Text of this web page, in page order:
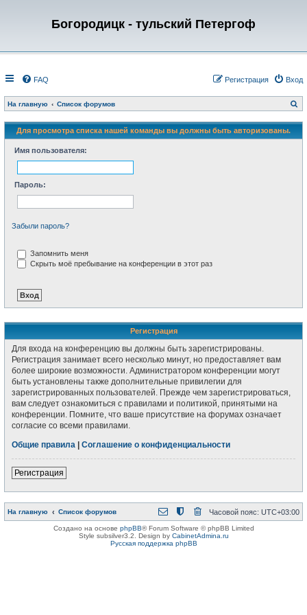
Богородицк - тульский Петергоф
FAQ Вход
Регистрация
На главную Список форумов
о
с
Для просмотра списка нашей команды вы должны быть авторизованы.
Имя пользователя:
Пароль:
Забыли пароль?
Запомнить меня
Скрыть моё пребывание на конференции в этот раз
Регистрация
Для входа на конференцию вы должны быть зарегистрированы.
Регистрация занимает всего несколько минут, но предоставляет вам
более широкие возможности. Администратором конференции могут
быть установлены также дополнительные привилегии для
зарегистрированных пользователей. Прежде чем зарегистрироваться,
вам следует ознакомиться с правилами и политикой, принятыми на
конференции. Помните, что ваше присутствие на форумах означает
согласие со всеми правилами.
Общие правила
Соглашение о конфиденциальности
Регистрация
На главную Список форумов Часовой пояс: UTC+03:00
Создано на основе phpBB® Forum Software © phpBB Limited
Style subsilver3.2. Design by CabinetAdmina.ru
Русская поддержка phpBB